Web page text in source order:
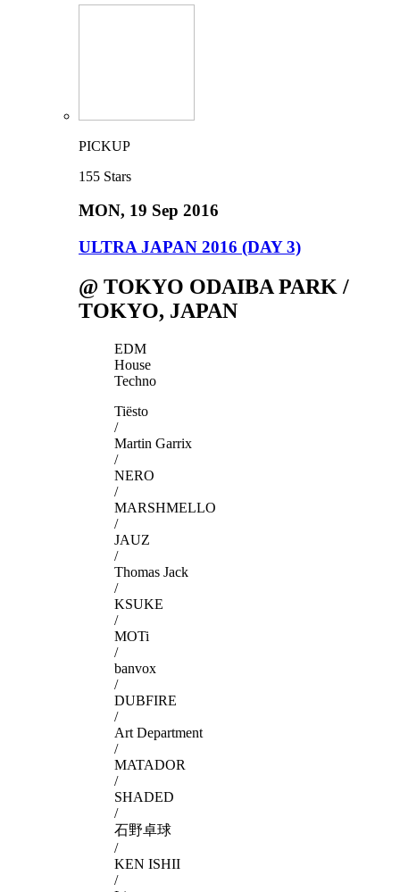
PICKUP
155 Stars
MON, 19 Sep 2016
ULTRA JAPAN 2016 (DAY 3)
@ TOKYO ODAIBA PARK /
TOKYO, JAPAN
EDM
House
Techno
Tiësto
/
Martin Garrix
/
NERO
/
MARSHMELLO
/
JAUZ
/
Thomas Jack
/
KSUKE
/
MOTi
/
banvox
/
DUBFIRE
/
Art Department
/
MATADOR
/
SHADED
/
石野卓球
/
KEN ISHII
/